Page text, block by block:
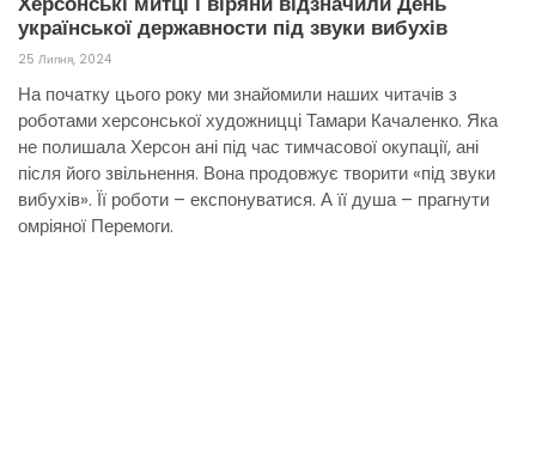
Херсонські митці і віряни відзначили День
української державности під звуки вибухів
25 Липня, 2024
На початку цього року ми знайомили наших читачів з
роботами херсонської художницці Тамари Качаленко. Яка
не полишала Херсон ані під час тимчасової окупації, ані
після його звільнення. Вона продовжує творити «під звуки
вибухів». Її роботи – експонуватися. А її душа – прагнути
омріяної Перемоги.